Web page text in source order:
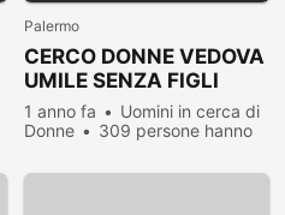
Palermo
CERCO DONNE VEDOVA
UMILE SENZA FIGLI
1 anno fa
Uomini in cerca di
Donne
309 persone hanno